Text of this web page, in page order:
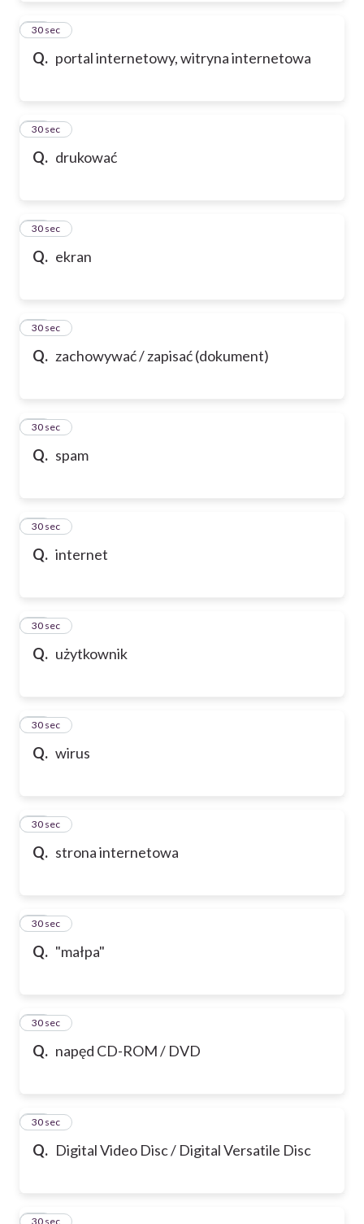
Q. portal internetowy, witryna internetowa
34
30 sec
Q. drukować
35
30 sec
Q. ekran
36
30 sec
Q. zachowywać / zapisać (dokument)
37
30 sec
Q. spam
38
30 sec
Q. internet
39
30 sec
Q. użytkownik
40
30 sec
Q. wirus
41
30 sec
Q. strona internetowa
42
30 sec
Q. "małpa"
43
30 sec
Q. napęd CD-ROM / DVD
44
30 sec
Q. Digital Video Disc / Digital Versatile Disc
45
30 sec
46
30 sec